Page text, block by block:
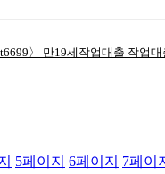
〉 만19세작업대출 작업
5페이지 6페이지 7페이